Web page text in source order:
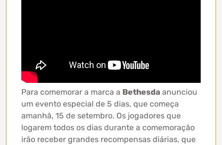
Para comemorar a marca a Bethesda anunciou
um evento especial de 5 dias, que começa
amanhã, 15 de setembro. Os jogadores que
logarem todos os dias durante a comemoração
irão receber grandes recompensas diárias, que